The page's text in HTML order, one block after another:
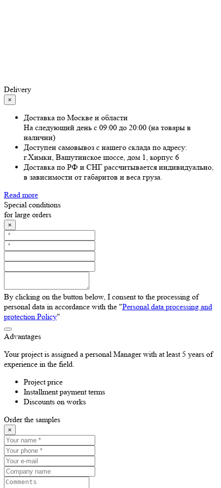
Delivery
×
Доставка по Москве и области
На следующий день с 09:00 до 20:00 (на товары в
наличии)
Доступен самовывоз с нашего склада по адресу:
г.Химки, Вашутинское шоссе, дом 1, корпус 6
Доставка по РФ и СНГ рассчитывается индивидуально,
в зависимости от габаритов и веса груза.
Read more
Special conditions
for large orders
×
By clicking on the button below, I consent to the processing of
personal data in accordance with the "Personal data processing and
protection Policy"
Advantages
Your project is assigned a personal Manager with at least 5 years of
experience in the field.
Project price
Installment payment terms
Discounts on works
Order the samples
×